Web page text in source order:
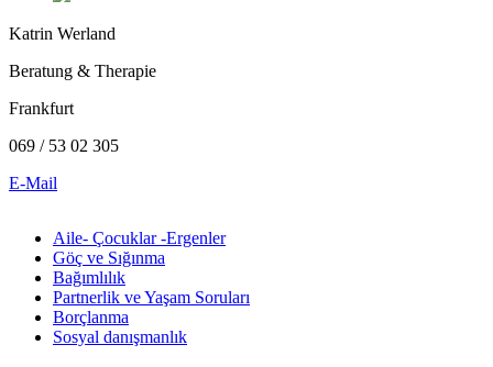
Katrin Werland
Beratung & Therapie
Frankfurt
069 / 53 02 305
E-Mail
Aile- Çocuklar -Ergenler
Göç ve Sığınma
Bağımlılık
Partnerlik ve Yaşam Soruları
Borçlanma
Sosyal danışmanlık